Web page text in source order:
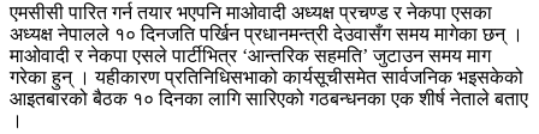
एमसीसी पारित गर्न तयार भएपनि माओवादी अध्यक्ष प्रचण्ड र नेकपा एसका
अध्यक्ष नेपालले १० दिनजति पर्खिन प्रधानमन्त्री देउवासँग समय मागेका छन् ।
माओवादी र नेकपा एसले पार्टीभित्र ‘आन्तरिक सहमति’ जुटाउन समय माग
गरेका हुन् । यहीकारण प्रतिनिधिसभाको कार्यसूचीसमेत सार्वजनिक भइसकेको
आइतबारको बैठक १० दिनका लागि सारिएको गठबन्धनका एक शीर्ष नेताले बताए
।